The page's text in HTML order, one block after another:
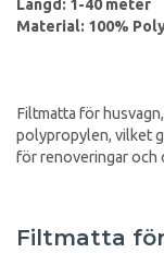
Längd: 1-40 meter
Material: 100%
Filtmatta för
polypropylen, vilket
för renoveringar och
Filtmatta